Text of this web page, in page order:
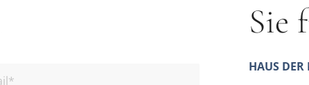
Sie
HAUS